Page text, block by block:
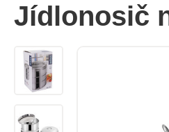
Jídlonosič